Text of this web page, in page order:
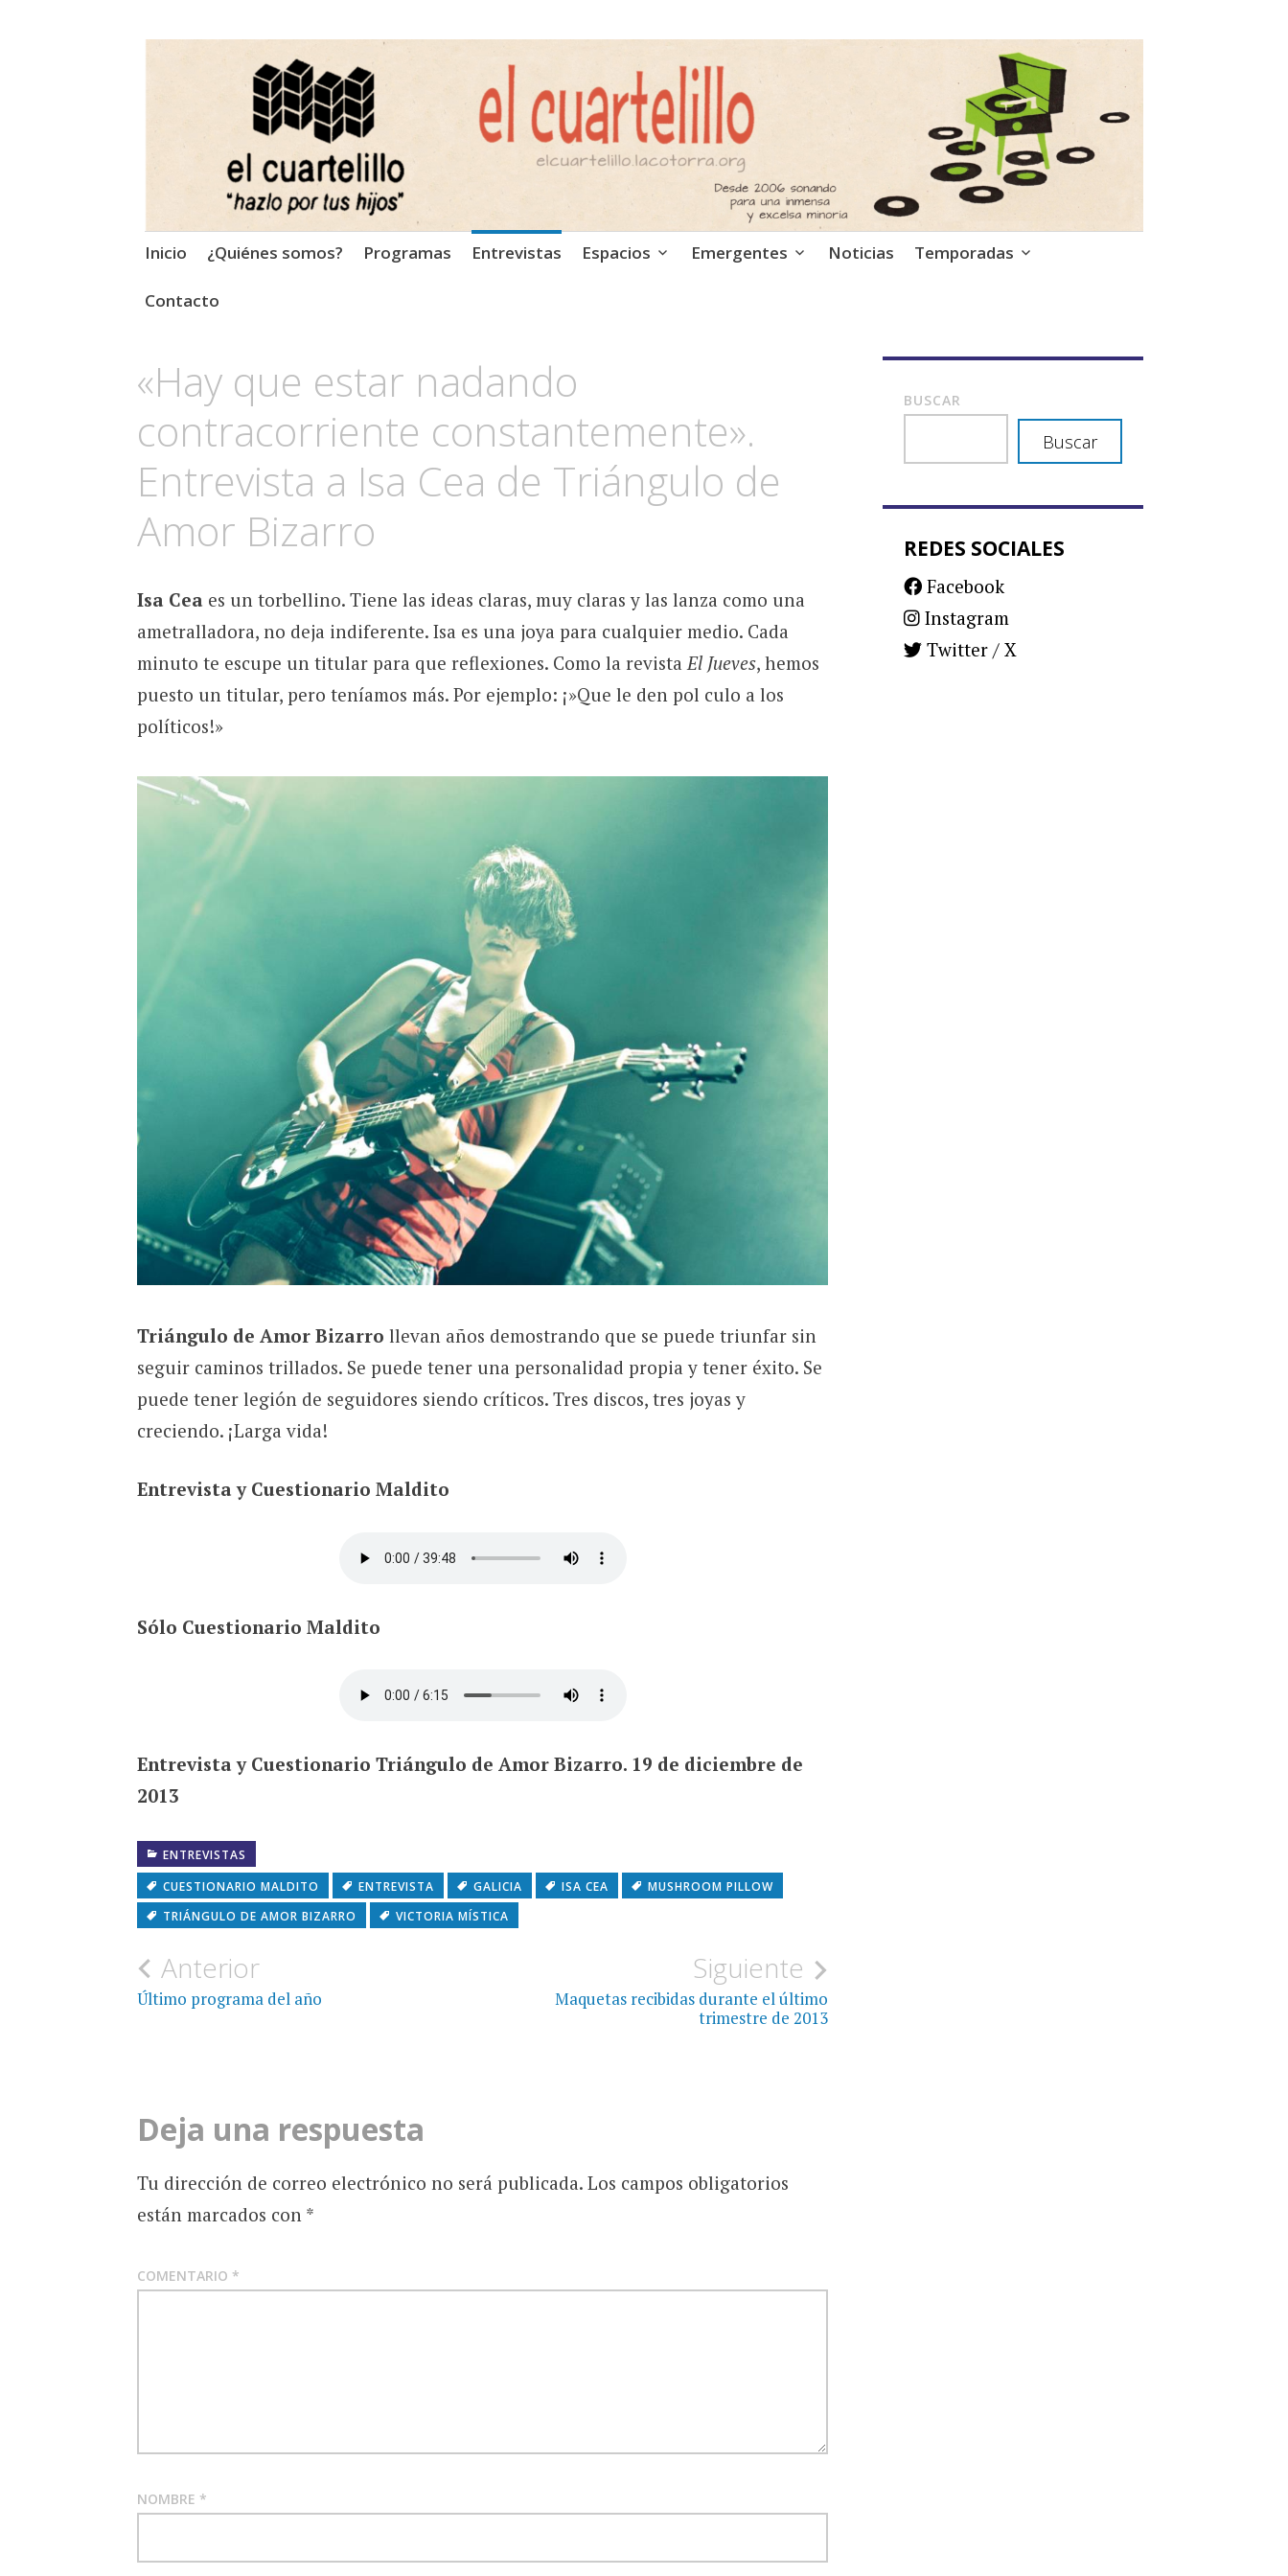
El Cuartelillo
Programa de radio de música independiente. Podcast
Saltar
contenido
Inicio ¿Quiénes somos? Programas Entrevistas Espacios Emergentes Noticias Temporadas
Contacto
«Hay que estar nadando
contracorriente constantemente».
Entrevista a Isa Cea de Triángulo de
Amor Bizarro
Isa Cea es un torbellino. Tiene las ideas claras, muy claras y las lanza como una
ametralladora, no deja indiferente. Isa es una joya para cualquier medio. Cada
minuto te escupe un titular para que reflexiones. Como la revista El Jueves, hemos
puesto un titular, pero teníamos más. Por ejemplo: ¡»Que le den pol culo a los
políticos!»
Triángulo de Amor Bizarro llevan años demostrando que se puede triunfar sin
seguir caminos trillados. Se puede tener una personalidad propia y tener éxito. Se
puede tener legión de seguidores siendo críticos. Tres discos, tres joyas y
creciendo. ¡Larga vida!
Entrevista y Cuestionario Maldito
Sólo Cuestionario Maldito
Entrevista y Cuestionario Triángulo de Amor Bizarro. 19 de diciembre de
2013
ENTREVISTAS
CUESTIONARIO MALDITO
ENTREVISTA GALICIA ISA CEA
MUSHROOM PILLOW
TRIÁNGULO DE AMOR BIZARRO
VICTORIA MÍSTICA
Navegación
de
Anterior
Último programa del año
Siguiente
Maquetas recibidas durante el último
trimestre de 2013
Deja una respuesta
Tu dirección de correo electrónico no será publicada. Los campos obligatorios
están marcados con *
COMENTARIO *
NOMBRE *
BUSCAR
Buscar
REDES SOCIALES
Facebook
Instagram
Twitter / X